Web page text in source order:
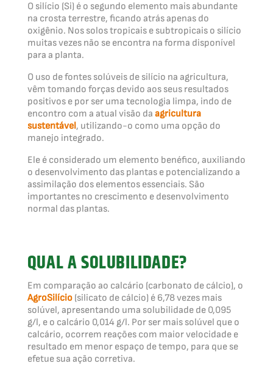
O silício (Si) é o segundo elemento mais abundante
na crosta terrestre, ficando atrás apenas do
oxigênio. Nos solos tropicais e subtropicais o silício
muitas vezes não se encontra na forma disponível
para a planta.
O uso de fontes solúveis de silício na agricultura,
vêm tomando forças devido aos seus resultados
positivos e por ser uma tecnologia limpa, indo de
encontro com a atual visão da agricultura
sustentável, utilizando-o como uma opção do
manejo integrado.
Ele é considerado um elemento benéfico, auxiliando
o desenvolvimento das plantas e potencializando a
assimilação dos elementos essenciais. São
importantes no crescimento e desenvolvimento
normal das plantas.
QUAL A SOLUBILIDADE?
Em comparação ao calcário (carbonato de cálcio), o
AgroSilício (silicato de cálcio) é 6,78 vezes mais
solúvel, apresentando uma solubilidade de 0,095
g/l, e o calcário 0,014 g/l. Por ser mais solúvel que o
calcário, ocorrem reações com maior velocidade e
resultado em menor espaço de tempo, para que se
efetue sua ação corretiva.